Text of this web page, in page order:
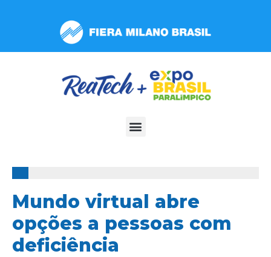
inclui
Mundo virtual abre
opções a pessoas com
deficiência